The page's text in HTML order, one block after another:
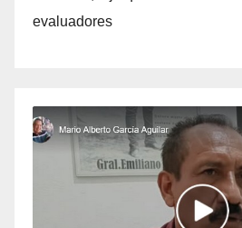
evaluadores